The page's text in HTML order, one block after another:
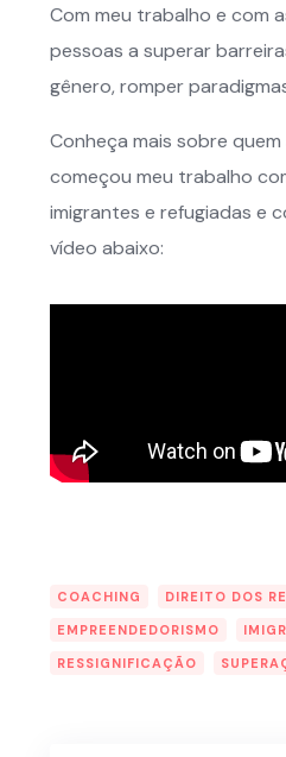
Com meu trabalho e com
pessoas a superar
gênero, romper
Conheça mais sobre
começou meu trabalho
imigrantes e refugiadas e
vídeo abaixo:
COACHING
DIREITO DOS
EMPREENDEDORISMO
RESSIGNIFICAÇÃO